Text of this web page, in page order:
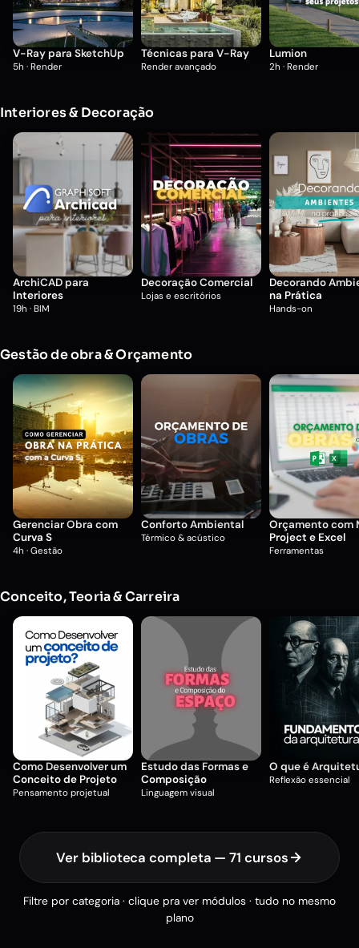
V-Ray para SketchUp
5h · Render
Técnicas para V-Ray
Render avançado
Lumion
2h · Render
Interiores & Decoração
ArchiCAD para
Interiores
19h · BIM
Decoração Comercial
Lojas e escritórios
Decorando
na Prática
Hands-on
Gestão de obra & Orçamento
Gerenciar Obra com
Curva S
4h · Gestão
Conforto Ambiental
Térmico & acústico
Orçamento com
Project e Excel
Ferramentas
Conceito, Teoria & Carreira
Como Desenvolver um
Conceito de Projeto
Pensamento projetual
Estudo das Formas e
Composição
Linguagem visual
O que é
Reflexão essencial
Ver biblioteca completa — 71 cursos
Filtre por categoria · clique pra ver módulos · tudo no mesmo
plano